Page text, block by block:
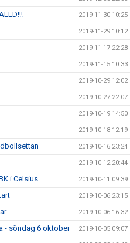
2019-11-30 10:25
2019-11-29 10:12
2019-11-17 22:28
2019-11-15 10:33
2019-10-29 12:02
2019-10-27 22:07
2019-10-19 14:50
2019-10-18 12:19
2019-10-16 23:24
2019-10-12 20:44
i Celsius 2019-10-11 09:39
2019-10-06 23:15
2019-10-06 16:32
- söndag 6 oktober 2019-10-05 09:07